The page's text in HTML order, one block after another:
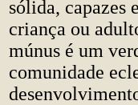
sólida, capazes
criança ou
múnus é um
comunidade